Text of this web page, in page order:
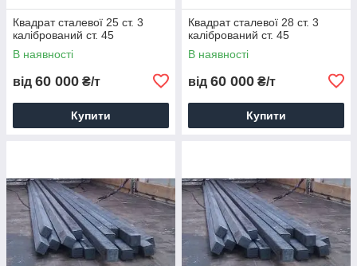
Квадрат сталевої 25 ст. 3
калібрований ст. 45
В наявності
від 60 000 ₴/т
Купити
Квадрат сталевої 28 ст. 3
калібрований ст. 45
В наявності
від 60 000 ₴/т
Купити